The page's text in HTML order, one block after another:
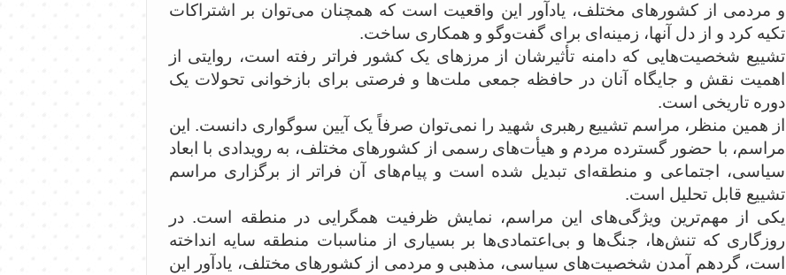
و مردمی از کشورهای مختلف، یادآور این واقعیت است که همچنان می‌توان بر اشتراکات
تکیه کرد و از دل آنها، زمینه‌ای برای گفت‌وگو و همکاری ساخت.
تشییع شخصیت‌هایی که دامنه تأثیرشان از مرزهای یک کشور فراتر رفته است، روایتی از
اهمیت نقش و جایگاه آنان در حافظه جمعی ملت‌ها و فرصتی برای بازخوانی تحولات یک
دوره تاریخی است.
از همین منظر، مراسم تشییع رهبری شهید را نمی‌توان صرفاً یک آیین سوگواری دانست. این
مراسم، با حضور گسترده مردم و هیأت‌های رسمی از کشورهای مختلف، به رویدادی با ابعاد
سیاسی، اجتماعی و منطقه‌ای تبدیل شده است و پیام‌های آن فراتر از برگزاری مراسم
تشییع قابل تحلیل است.
یکی از مهم‌ترین ویژگی‌های این مراسم، نمایش ظرفیت همگرایی در منطقه است. در
روزگاری که تنش‌ها، جنگ‌ها و بی‌اعتمادی‌ها بر بسیاری از مناسبات منطقه سایه انداخته
است، گردهم آمدن شخصیت‌های سیاسی، مذهبی و مردمی از کشورهای مختلف، یادآور این